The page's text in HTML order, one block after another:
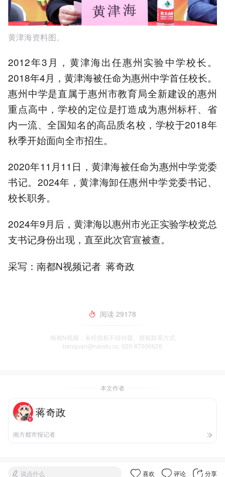
黄津海资料图。
2012年3月，黄津海出任惠州实验中学校长。
2018年4月，黄津海被任命为惠州中学首任校长。
惠州中学是直属于惠州市教育局全新建设的惠州
重点高中，学校的定位是打造成为惠州标杆、省
内一流、全国知名的高品质名校，学校于2018年
秋季开始面向全市招生。
2020年11月11日，黄津海被任命为惠州中学党委
书记。2024年，黄津海卸任惠州中学党委书记、
校长职务。
2024年9月后，黄津海以惠州市光正实验学校党总
支书记身份出现，直至此次官宣被查。
采写：南都N视频记者 蒋奇政
阅读 29178
南都N视频，未经授权不得转载、授权联系方式
banquan@nandu.cc. 020-87006626
本文作者
蒋奇政
南方都市报记者
说点什么 喜欢 评论 分享